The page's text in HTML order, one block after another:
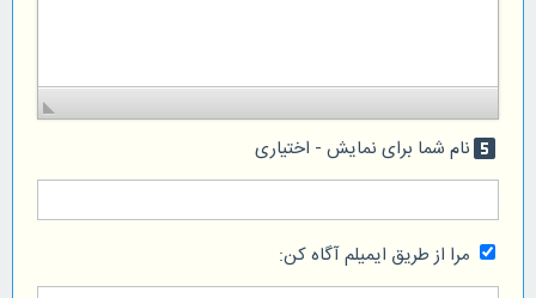
looks_5نام شما برای نمایش - اختیاری
مرا از طریق ایمیلم آگاه کن: